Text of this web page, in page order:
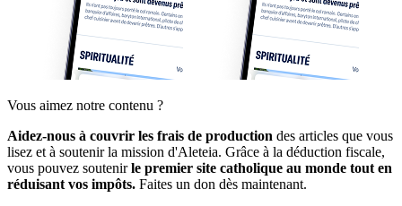
Vous aimez notre contenu ?
Aidez-nous à couvrir les frais de production des articles que vous
lisez et à soutenir la mission d'Aleteia. Grâce à la déduction fiscale,
vous pouvez soutenirle premier site catholique au monde tout en
réduisant vos impôts. Faites un don dès maintenant.